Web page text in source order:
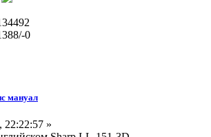
0
мануал
22:22:57 »